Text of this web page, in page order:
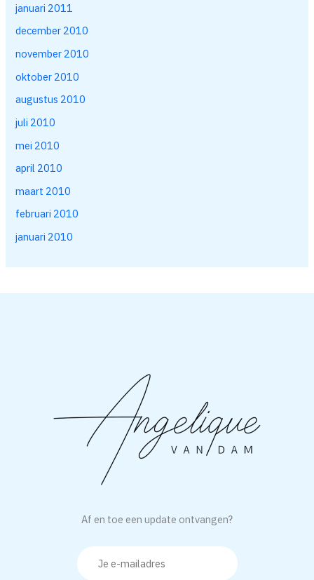
januari 2011
december 2010
november 2010
oktober 2010
augustus 2010
juli 2010
mei 2010
april 2010
maart 2010
februari 2010
januari 2010
Af en toe een update ontvangen?